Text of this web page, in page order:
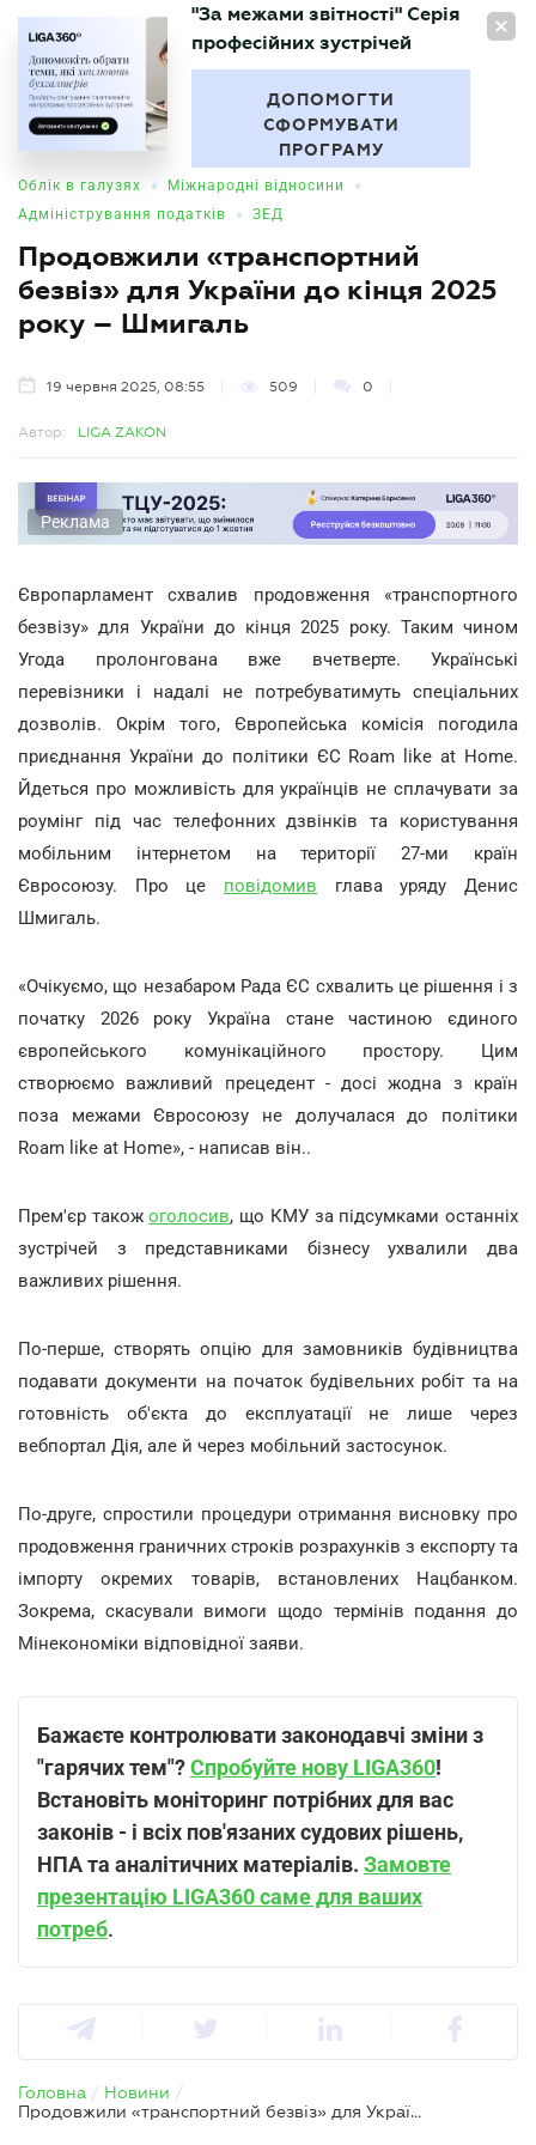
UA
БУХГАЛТЕР
"За межами звітності" Серія
професійних зустрічей
ДОПОМОГТИ
СФОРМУВАТИ
ПРОГРАМУ
Облік в галузях • Міжнародні відносини •
Адміністрування податків • ЗЕД
Продовжили «транспортний
безвіз» для України до кінця 2025
року – Шмигаль
19 червня 2025, 08:55 509 0
Автор: LIGA ZAKON
Реклама
Європарламент схвалив продовження «транспортного
безвізу» для України до кінця 2025 року. Таким чином
Угода пролонгована вже вчетверте. Українські
перевізники і надалі не потребуватимуть спеціальних
дозволів. Окрім того, Європейська комісія погодила
приєднання України до політики ЄС Roam like at Home.
Йдеться про можливість для українців не сплачувати за
роумінг під час телефонних дзвінків та користування
мобільним інтернетом на території 27-ми країн
Євросоюзу. Про це повідомив глава уряду Денис
Шмигаль.
«Очікуємо, що незабаром Рада ЄС схвалить це рішення і з
початку 2026 року Україна стане частиною єдиного
європейського комунікаційного простору. Цим
створюємо важливий прецедент - досі жодна з країн
поза межами Євросоюзу не долучалася до політики
Roam like at Home», - написав він..
Прем'єр такожоголосив, що КМУ за підсумками останніх
зустрічей з представниками бізнесу ухвалили два
важливих рішення.
По-перше, створять опцію для замовників будівництва
подавати документи на початок будівельних робіт та на
готовність об'єкта до експлуатації не лише через
вебпортал Дія, але й через мобільний застосунок.
По-друге, спростили процедури отримання висновку про
продовження граничних строків розрахунків з експорту та
імпорту окремих товарів, встановлених Нацбанком.
Зокрема, скасували вимоги щодо термінів подання до
Мінекономіки відповідної заяви.
Бажаєте контролювати законодавчі зміни з
"гарячих тем"?Спробуйте нову LIGA360!
Встановіть моніторинг потрібних для вас
законів - і всіх пов'язаних судових рішень,
НПА та аналітичних матеріалів. Замовте
презентацію LIGA360 саме для ваших
потреб.
Головна / Новини /
Продовжили «транспортний безвіз» для України до кінця 2025 року – Шмигаль